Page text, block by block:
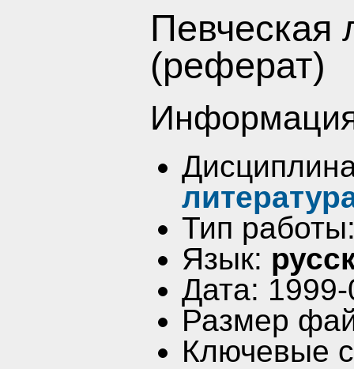
Певческая
(реферат)
Тип
Язык:
Дата:
Размер
Ключевые